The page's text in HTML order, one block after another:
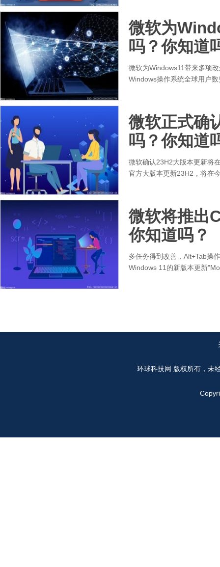
微软为
吗？你知道
微软为Windows11带来多项
Windows操作系统全球用户
微软正式确
吗？你知道
微软确认23H2大版本更新将
官方大版本更新23H2，将在
微软将推出
你知道吗？
多任务得到改善，Alt+Tab操
Windows 11的新版本更新
环球科技网 版权所有，未